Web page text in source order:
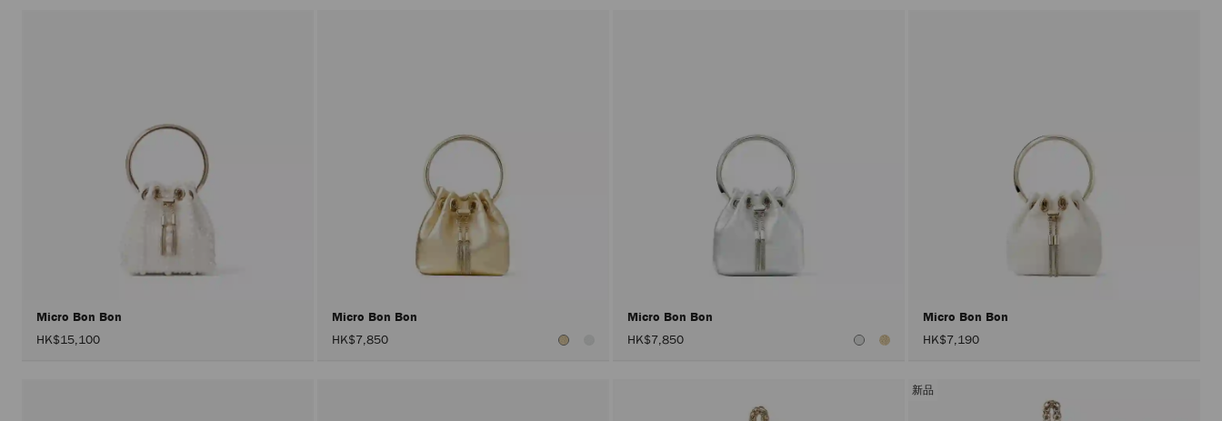
Micro Bon Bon
HK$15,100
Micro Bon Bon
HK$7,850
Micro Bon Bon
HK$7,850
Micro Bon Bon
HK$7,190
新品